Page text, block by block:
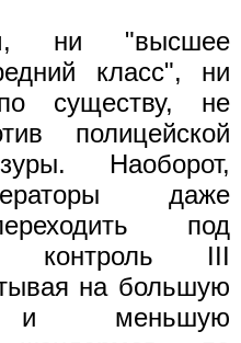
ни "высшее
класс", ни
существу, не
полицейской
Наоборот,
даже
под
контроль III
на большую
и меньшую